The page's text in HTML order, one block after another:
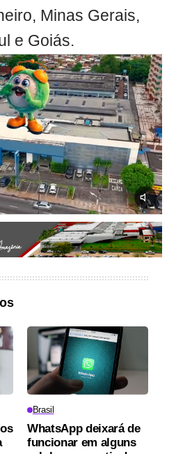
Minas Gerais,
e Goiás.
Brasil
WhatsApp deixará de
funcionar em alguns